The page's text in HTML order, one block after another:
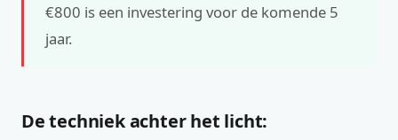
€800 is een investering voor de komende 5
jaar.
De techniek achter het licht: